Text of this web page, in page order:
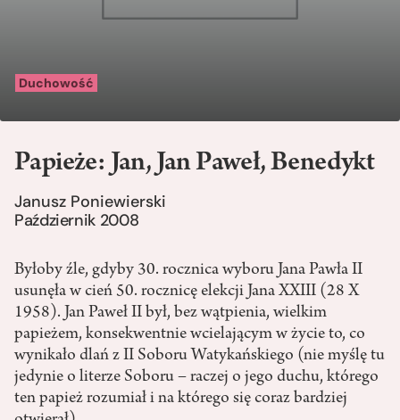
Duchowość
Papieże: Jan, Jan Paweł, Benedykt
Janusz Poniewierski
Październik 2008
Byłoby źle, gdyby 30. rocznica wyboru Jana Pawła II
usunęła w cień 50. rocznicę elekcji Jana XXIII (28 X
1958). Jan Paweł II był, bez wątpienia, wielkim
papieżem, konsekwentnie wcielającym w życie to, co
wynikało dlań z II Soboru Watykańskiego (nie myślę tu
jedynie o literze Soboru – raczej o jego duchu, którego
ten papież rozumiał i na którego się coraz bardziej